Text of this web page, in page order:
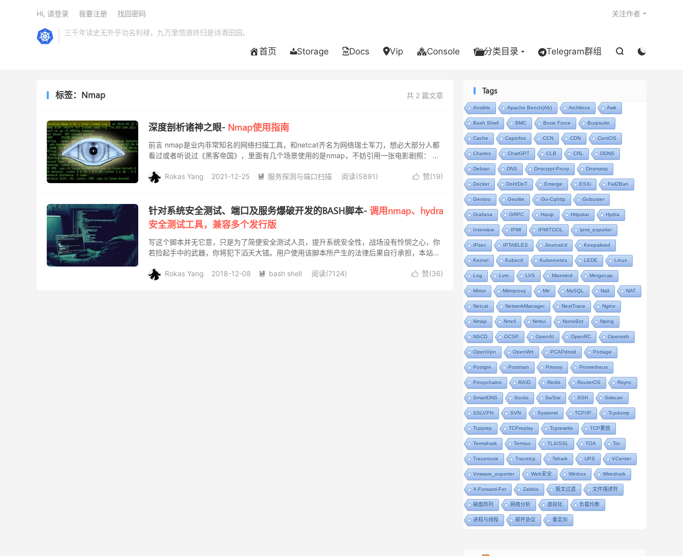
三千年读史无外乎功名利禄，九万里悟道终归是诗酒田园。
首页 Storage Docs Vip Console 分类目录 Telegram群组  
关注作者
Hi, 请登录 我要注册 找回密码
共 2 篇文章
标签：Nmap
深度剖析诸神之眼- Nmap使用指南
前言 nmap是业内非常知名的网络扫描工具，和netcat齐名为网络瑞士军刀，想必大部分人都
看过或者听说过《黑客帝国》，里面有几个场景使用的是nmap，不妨引用一张电影剧照： 女
 赞(19)
Rokas Yang 2021-12-25  服务探测与端口扫描 阅读(5891)
针对系统安全测试、端口及服务爆破开发的BASH脚本- 调用nmap、hydra
安全测试工具，兼容多个发行版
写这个脚本并无它意，只是为了简便安全测试人员，提升系统安全性，战场没有怜悯之心，你
若捡起手中的武器，你将犯下滔天大错。用户使用该脚本所产生的法律后果自行承担，本站概
 赞(36)
Rokas Yang 2018-12-08  bash shell 阅读(7124)
Tags
Ansible Apache Bench(ab) Archlinux Awk
Bash Shell BMC Brute Force Burpsuite
Cache Capinfos CCN CDN CentOS
Charles ChatGPT CLB CRL DDNS
Debian DNS Dnscrypt-Proxy Dnsmasq
Docker DoH/DoT Emerge ESXi Fail2Ban
Gentoo Geolite Go-Cqhttp Gobuster
Grafana GRPC Havip Httpstat Hydra
Interview IPMI IPMITOOL Ipmi_exporter
IPsec IPTABLES Journalctl Keepalived
Kernel Kubectl Kubernetes LEDE Linux
Log Lvm LVS Maxmind Mergecap
Mirror Mitmproxy Mtr MySQL Nali NAT
Netcat NetworkManager NextTrace Nginx
Nmap Nmcli Nmtui NoneBot Nping
NSCD OCSP OpenAI OpenRC Openssh
OpenVpn OpenWrt PCAPdroid Portage
Postgre Postman Privoxy Prometheus
Proxychains RAID Redis RouterOS Rsync
SmartDNS Socks Ss/ssr SSH Sslscan
SSLVPN SVN Systemd TCP/IP Tcpdump
Tcpprep TCPreplay Tcprewrite TCP重放
Termshark Termux TLS/SSL TOA Tor
Traceroute Tracetcp Tshark UPS VCenter
Vmware_exporter Web安全 Winbox Wireshark
X-Forward-For Zabbix 报文过滤 文件描述符
磁盘阵列 网络分析 虚拟化 负载均衡
进程与线程 邮件协议 重定向